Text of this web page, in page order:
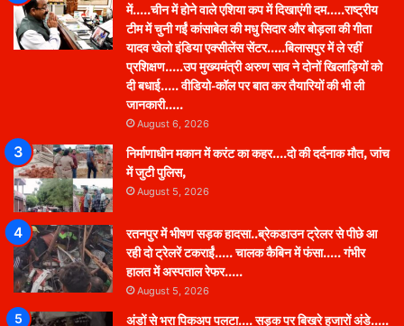
में…..चीन में होने वाले एशिया कप में दिखाएंगी दम…..राष्ट्रीय
टीम में चुनी गईं कांसाबेल की मधु सिदार और बोड़ला की गीता
यादव खेलो इंडिया एक्सीलेंस सेंटर…..बिलासपुर में ले रहीं
प्रशिक्षण…..उप मुख्यमंत्री अरुण साव ने दोनों खिलाड़ियों को
दी बधाई….. वीडियो-कॉल पर बात कर तैयारियों की भी ली
जानकारी…..
August 6, 2026
निर्माणाधीन मकान में करंट का कहर….दो की दर्दनाक मौत, जांच
में जुटी पुलिस,
August 5, 2026
रतनपुर में भीषण सड़क हादसा..ब्रेकडाउन ट्रेलर से पीछे आ
रही दो ट्रेलरें टकराईं….. चालक कैबिन में फंसा….. गंभीर
हालत में अस्पताल रेफर…..
August 5, 2026
अंडों से भरा पिकअप पलटा…. सड़क पर बिखरे हजारों अंडे…..